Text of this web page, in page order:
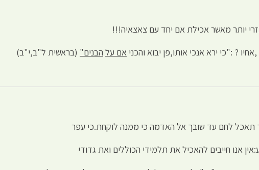
יותר מאשר אכילת אם יחד עם צאצאיה!!!
? :"כי ירא אנכי אותו,פן יבוא והכני אם על הבנים" (בראשית ל"ב,י"ב)
תאכל לחם עד שובך אל האדמה כי ממנה לוקחת.כי עפר
אנו חייבים להאכיל את תלמידי הכוללים ואת גדודי